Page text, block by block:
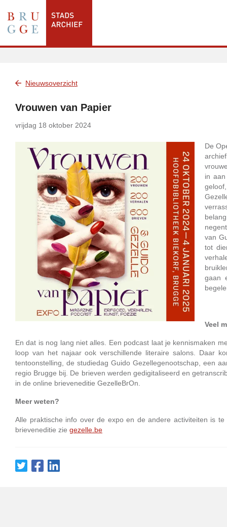
Nieuwsoverzicht
Vrouwen van Papier
vrijdag 18 oktober 2024
De
in
van
tot
gaan
Veel
En dat is nog lang niet alles. Een podcast laat je kennismaken
loop van het najaar ook verschillende literaire salons. Daar
tentoonstelling, de studiedag Guido Gezellegenootschap, een
regio Brugge bij. De brieven werden gedigitaliseerd en
in de online brieveneditie GezelleBrOn.
Meer weten?
Alle praktische info over de expo en de andere activiteiten is
brieveneditie zie gezelle.be